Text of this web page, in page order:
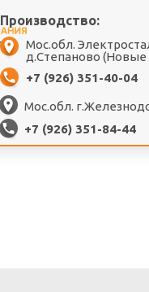
Мос.обл.
д.Степаново (Новые
Мос.обл.
Производство:
+7 (926) 351-40-04
+7 (926) 351-84-44